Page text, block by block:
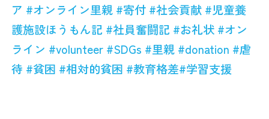
ア #オンライン里親 #寄付 #社会貢献 #児童養
護施設ほうもん記 #社員奮闘記 #お礼状 #オン
ライン #volunteer #SDGs #里親 #donation #虐
待 #貧困 #相対的貧困 #教育格差#学習支援